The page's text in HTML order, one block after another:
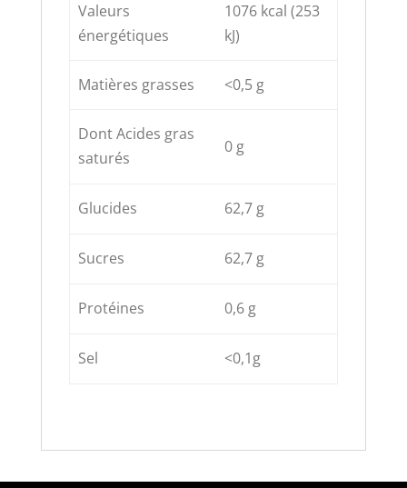
Valeurs
énergétiques
1076 kcal (253
kJ)
Matières grasses <0,5 g
Dont Acides gras
saturés
0 g
Glucides 62,7 g
Sucres 62,7 g
Protéines 0,6 g
Sel <0,1g